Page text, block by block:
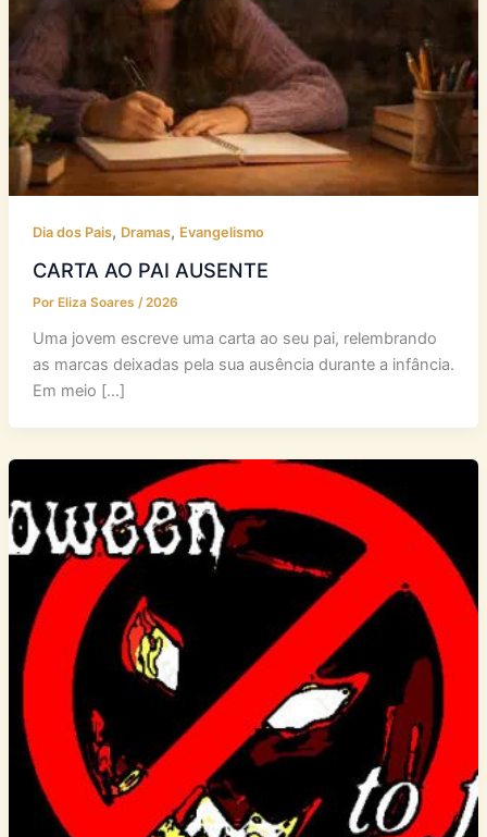
Dia dos Pais, Dramas, Evangelismo
CARTA AO PAI AUSENTE
Por Eliza Soares /2026
Uma jovem escreve uma carta ao seu pai, relembrando
as marcas deixadas pela sua ausência durante a infância.
Em meio […]